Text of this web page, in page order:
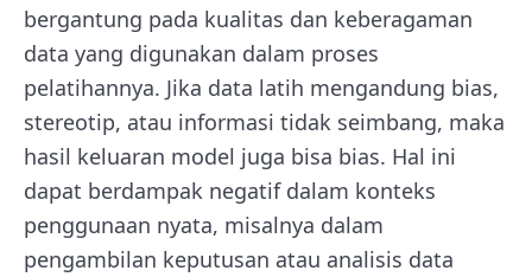
bergantung pada kualitas dan keberagaman
data yang digunakan dalam proses
pelatihannya. Jika data latih mengandung bias,
stereotip, atau informasi tidak seimbang, maka
hasil keluaran model juga bisa bias. Hal ini
dapat berdampak negatif dalam konteks
penggunaan nyata, misalnya dalam
pengambilan keputusan atau analisis data